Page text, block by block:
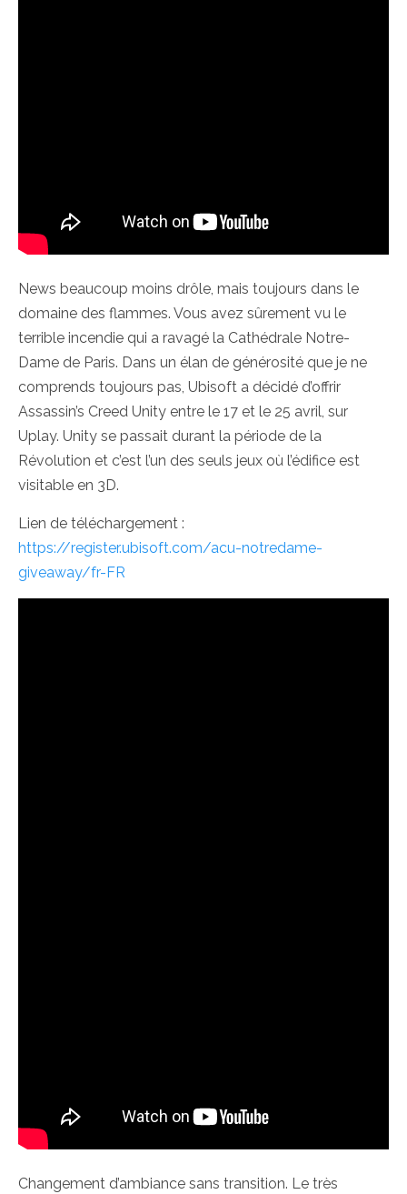
News beaucoup moins drôle, mais toujours dans le
domaine des flammes. Vous avez sûrement vu le
terrible incendie qui a ravagé la Cathédrale Notre-
Dame de Paris. Dans un élan de générosité que je ne
comprends toujours pas, Ubisoft a décidé d’offrir
Assassin’s Creed Unity entre le 17 et le 25 avril, sur
Uplay. Unity se passait durant la période de la
Révolution et c’est l’un des seuls jeux où l’édifice est
visitable en 3D.
Lien de téléchargement :
https://register.ubisoft.com/acu-notredame-
giveaway/fr-FR
Changement d’ambiance sans transition. Le très